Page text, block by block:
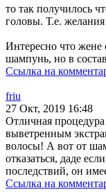
то так получилось
головы. Т.е. желания
Интересно что жене
шампунь, но в
Ссылка на
friu
27 Окт, 2019 16:48
Отличная процедура
выветренным
волосы! А вот от
отказаться, даде
последствий, он
Ссылка на